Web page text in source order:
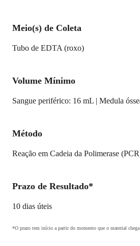
Meio(s) de Coleta
Tubo de EDTA (roxo)
Volume Mínimo
Sangue periférico: 16 mL | Medula
Método
Reação em Cadeia da Polimerase
Prazo de Resultado*
10 dias úteis
*O prazo tem início a partir do momento que o material chega